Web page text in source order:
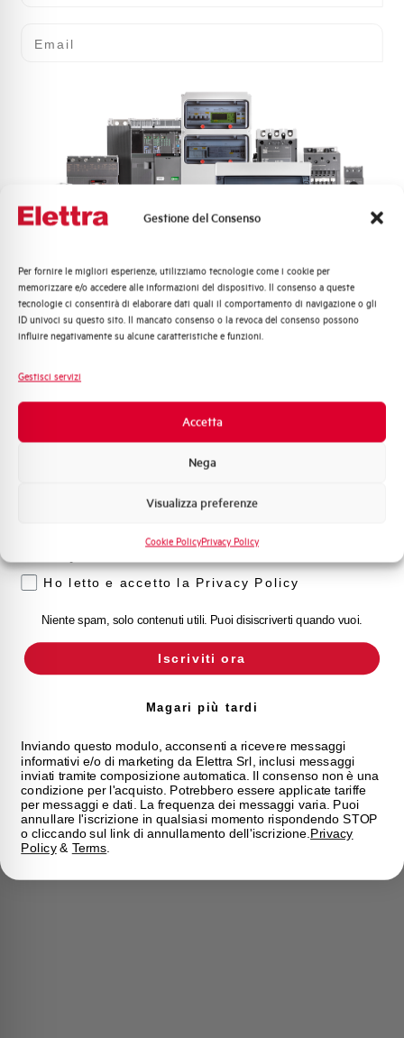
Gestione del Consenso
Per fornire le migliori esperienze, utilizziamo tecnologie come i cookie per
memorizzare e/o accedere alle informazioni del dispositivo. Il consenso a queste
tecnologie ci consentirà di elaborare dati quali il comportamento di navigazione o gli
ID univoci su questo sito. Il mancato consenso o la revoca del consenso possono
influire negativamente su alcune caratteristiche e funzioni.
Gestisci servizi
Accetta
Nega
Visualizza preferenze
Cookie PolicyPrivacy Policy
Quali argomenti ti interessano di più?
Distribuzione di Energia
Automazione Industriale
Sistema Quadri
Promozioni e offerte
Formazione tecnica
Voglio ricevere aggiornamenti, novità di
Ho letto e accetto la Privacy Policy
Niente spam, solo contenuti utili. Puoi disiscriverti quando vuoi.
Iscriviti ora
Magari più tardi
Inviando questo modulo, acconsenti a ricevere messaggi
informativi e/o di marketing da Elettra Srl, inclusi messaggi
inviati tramite composizione automatica. Il consenso non è una
condizione per l'acquisto. Potrebbero essere applicate tariffe
per messaggi e dati. La frequenza dei messaggi varia. Puoi
annullare l'iscrizione in qualsiasi momento rispondendo STOP
o cliccando sul link di annullamento dell'iscrizione. Privacy
Policy& Terms